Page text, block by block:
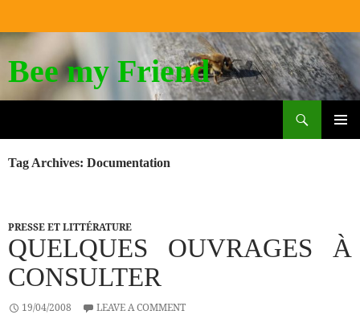
Bee my Friend
TO
CONTENT
Tag Archives: Documentation
PRESSE ET LITTÉRATURE
QUELQUES OUVRAGES À
CONSULTER
19/04/2008 LEAVE A COMMENT